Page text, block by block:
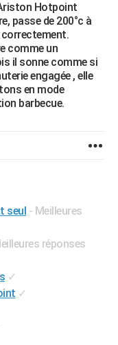
Hotpoint
passe de 200°c à
comme un
il sonne comme si
engagée , elle
en mode
barbecue.
seul - Meilleures
réponses
✓
✓